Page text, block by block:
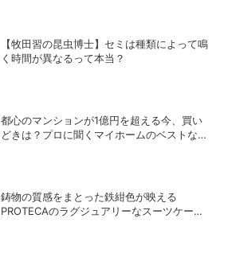
【牧田習の昆虫博士】セミは種類によって鳴
く時間が異なるって本当？
都心のマンションが1億円を超える今、買い
どきは？プロに聞くマイホームのベストな購
鋳物の質感をまとった鉄紺色が映える
PROTECAのラグジュアリーなスーツケース